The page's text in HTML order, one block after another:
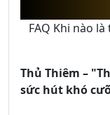
FAQ Khi nào
Thủ Thiêm –
sức hút khó